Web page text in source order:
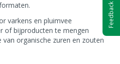
varkens en pluimvee
of bijproducten te mengen
organische zuren en zouten
Feedback